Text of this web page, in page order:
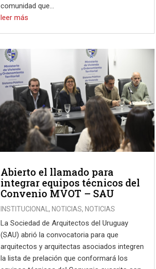
comunidad que...
leer más
Abierto el llamado para
integrar equipos técnicos del
Convenio MVOT – SAU
INSTITUCIONAL , NOTICIAS, NOTICIAS
La Sociedad de Arquitectos del Uruguay
(SAU) abrió la convocatoria para que
arquitectos y arquitectas asociados integren
la lista de prelación que conformará los